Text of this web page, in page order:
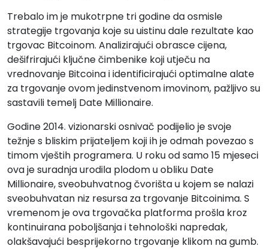
Trebalo im je mukotrpne tri godine da osmisle
strategije trgovanja koje su uistinu dale rezultate kao
trgovac Bitcoinom. Analizirajući obrasce cijena,
dešifrirajući ključne čimbenike koji utječu na
vrednovanje Bitcoina i identificirajući optimalne alate
za trgovanje ovom jedinstvenom imovinom, pažljivo su
sastavili temelj Date Millionaire.
Godine 2014. vizionarski osnivač podijelio je svoje
težnje s bliskim prijateljem koji ih je odmah povezao s
timom vještih programera. U roku od samo 15 mjeseci
ova je suradnja urodila plodom u obliku Date
Millionaire, sveobuhvatnog čvorišta u kojem se nalazi
sveobuhvatan niz resursa za trgovanje Bitcoinima. S
vremenom je ova trgovačka platforma prošla kroz
kontinuirana poboljšanja i tehnološki napredak,
olakšavajući besprijekorno trgovanje klikom na gumb.